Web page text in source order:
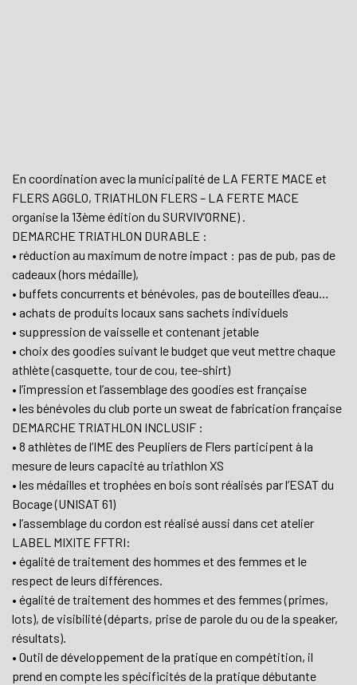
En coordination avec la municipalité de LA FERTE MACE et
FLERS AGGLO, TRIATHLON FLERS – LA FERTE MACE
organise la 13ème édition du SURVIV’ORNE) .
DEMARCHE TRIATHLON DURABLE :
• réduction au maximum de notre impact : pas de pub, pas de
cadeaux (hors médaille),
• buffets concurrents et bénévoles, pas de bouteilles d’eau…
• achats de produits locaux sans sachets individuels
• suppression de vaisselle et contenant jetable
• choix des goodies suivant le budget que veut mettre chaque
athlète (casquette, tour de cou, tee-shirt)
• l’impression et l’assemblage des goodies est française
• les bénévoles du club porte un sweat de fabrication française
DEMARCHE TRIATHLON INCLUSIF :
• 8 athlètes de l’IME des Peupliers de Flers participent à la
mesure de leurs capacité au triathlon XS
• les médailles et trophées en bois sont réalisés par l’ESAT du
Bocage (UNISAT 61)
• l’assemblage du cordon est réalisé aussi dans cet atelier
LABEL MIXITE FFTRI:
• égalité de traitement des hommes et des femmes et le
respect de leurs différences.
• égalité de traitement des hommes et des femmes (primes,
lots), de visibilité (départs, prise de parole du ou de la speaker,
résultats).
• Outil de développement de la pratique en compétition, il
prend en compte les spécificités de la pratique débutante